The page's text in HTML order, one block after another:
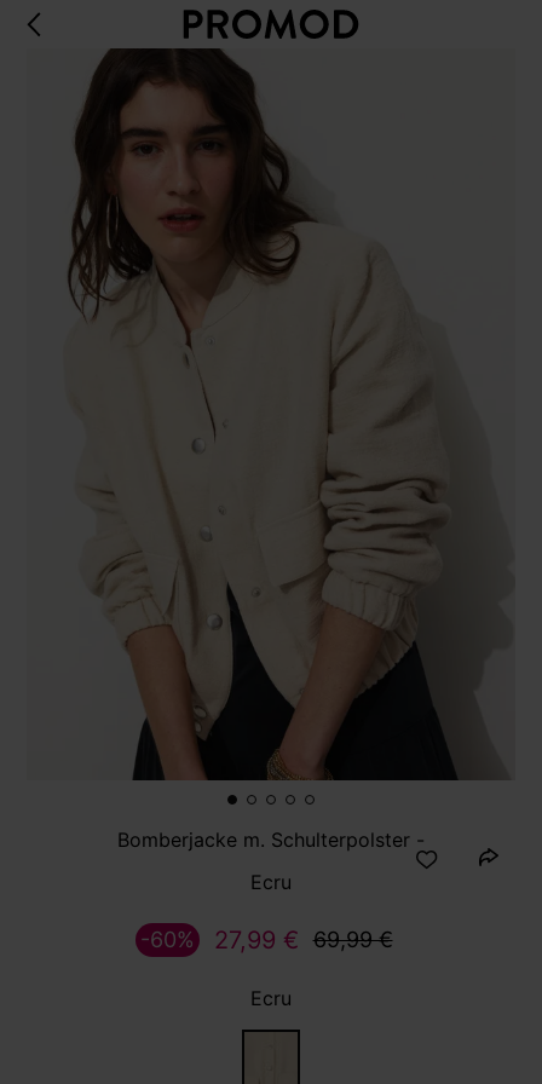
Bomberjacke m. Schulterpolster -
Ecru
27,99 € 69,99 €
-60%
Ecru